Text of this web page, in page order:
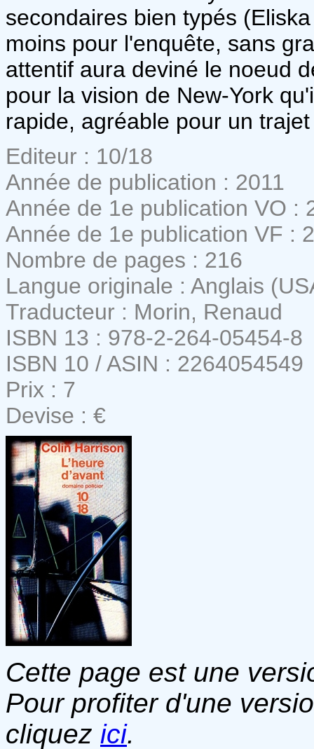
secondaires bien typés
moins pour l'enquête, sans
attentif aura deviné le noeud
pour la vision de New-York
rapide, agréable pour un
Editeur : 10/18
Année de publication : 2011
Année de 1e publication VO :
Année de 1e publication VF :
Nombre de pages : 216
Langue originale : Anglais
Traducteur : Morin, Renaud
ISBN 13 : 978-2-264-05454-8
ISBN 10 / ASIN : 2264054549
Prix : 7
Devise : €
Cette page est une
Pour profiter d'une
cliquez ici.